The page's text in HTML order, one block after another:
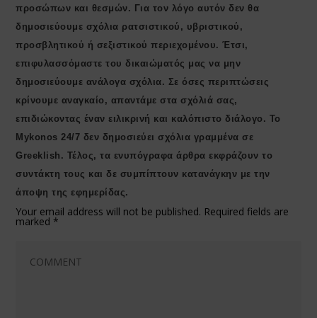
προσώπων και θεσμών. Για τον λόγο αυτόν δεν θα
δημοσιεύουμε σχόλια ρατσιστικού, υβριστικού,
προσβλητικού ή σεξιστικού περιεχομένου. Έτσι,
επιφυλασσόμαστε του δικαιώματός μας να μην
δημοσιεύουμε ανάλογα σχόλια. Σε όσες περιπτώσεις
κρίνουμε αναγκαίο, απαντάμε στα σχόλιά σας,
επιδιώκοντας έναν ειλικρινή και καλόπιστο διάλογο. Το
Μykonos 24/7 δεν δημοσιεύει σχόλια γραμμένα σε
Greeklish. Τέλος, τα ενυπόγραφα άρθρα εκφράζουν το
συντάκτη τους και δε συμπίπτουν κατανάγκην με την
άποψη της εφημερίδας.
Your email address will not be published. Required fields are
marked *